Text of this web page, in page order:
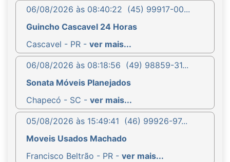
06/08/2026 às 08:40:22 (45) 99917-00...
Guincho Cascavel 24 Horas
Cascavel - PR - ver mais...
06/08/2026 às 08:18:56 (49) 98859-31...
Sonata Móveis Planejados
Chapecó - SC - ver mais...
05/08/2026 às 15:49:41 (46) 99926-97...
Moveis Usados Machado
Francisco Beltrão - PR - ver mais...